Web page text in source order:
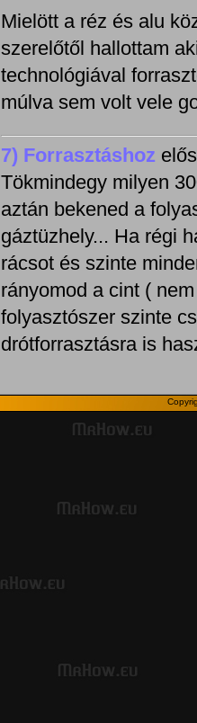
Mielött a réz és alu
szerelőtől hallottam
technológiával
múlva sem volt vele
7) Forrasztáshoz
Tökmindegy milyen
aztán bekened a
gáztüzhely... Ha régi
rácsot és szinte
rányomod a cint (
folyasztószer szinte
drótforrasztásra is